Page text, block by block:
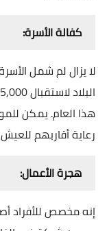
كفالة الأسرة:
لا يزال لم شمل
هذا العام.يمكن
رعاية أقاربهم
هجرة الأعمال:
إنه مخصص للأفراد